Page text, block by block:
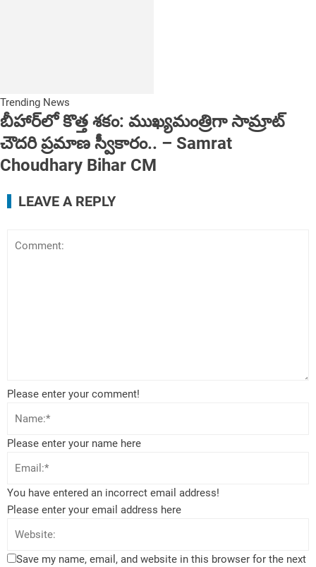
Trending News
బీహార్‌లో కొత్త శకం: ముఖ్యమంత్రిగా సామ్రాట్
చౌదరి ప్రమాణ స్వీకారం.. – Samrat
Choudhary Bihar CM
LEAVE A REPLY
Please enter your comment!
Please enter your name here
You have entered an incorrect email address!
Please enter your email address here
Save my name, email, and website in this browser for the next